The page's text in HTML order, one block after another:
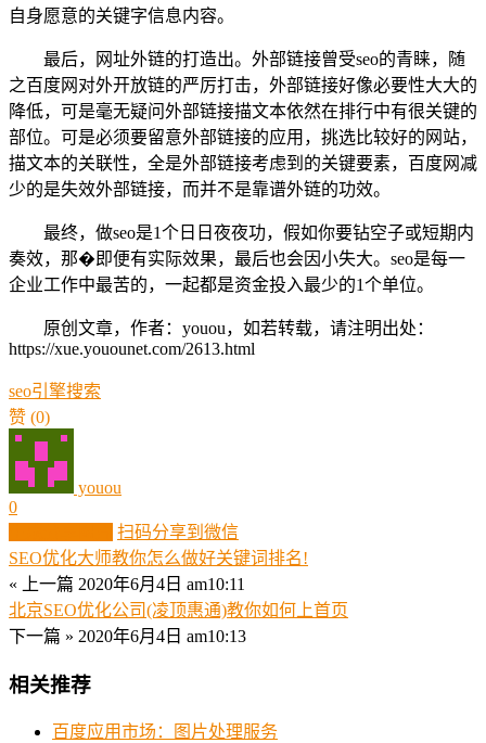
自身愿意的关键字信息内容。
最后，网址外链的打造出。外部链接曾受seo的青睐，随
之百度网对外开放链的严厉打击，外部链接好像必要性大大的
降低，可是毫无疑问外部链接描文本依然在排行中有很关键的
部位。可是必须要留意外部链接的应用，挑选比较好的网站，
描文本的关联性，全是外部链接考虑到的关键要素，百度网减
少的是失效外部链接，而并不是靠谱外链的功效。
最终，做seo是1个日日夜夜功，假如你要钻空子或短期内
奏效，那�即便有实际效果，最后也会因小失大。seo是每一
企业工作中最苦的，一起都是资金投入最少的1个单位。
原创文章，作者：youou，如若转载，请注明出处：
https://xue.youounet.com/2613.html
seo引擎搜索
赞 (0)
youou
0
扫码分享到微信
SEO优化大师教你怎么做好关键词排名!
« 上一篇 2020年6月4日 am10:11
北京SEO优化公司(凌顶惠通)教你如何上首页
下一篇 » 2020年6月4日 am10:13
相关推荐
百度应用市场：图片处理服务